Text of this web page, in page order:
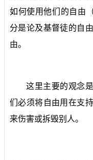
如何使用他们的自由
分是论及基督徒的自
由。
这里主要的观念
们必须将自由用在支
来伤害或拆毁别人。